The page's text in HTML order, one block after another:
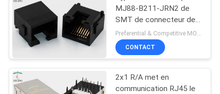
EN
MATIÈRE
PROTECTION
DE
LA
rj45 100base tMJ88-B211-JRN2 de
SMT de connecteur de
LAN Jack 8P8C de
l'entrée RJ45 de bâbord
CONTACT
2x1 R/A met en
communication RJ45 le